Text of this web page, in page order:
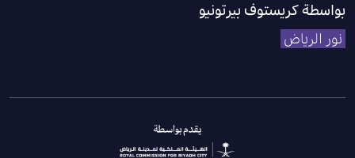
بواسطة كريستوف بيرتونيو
نور الرياض